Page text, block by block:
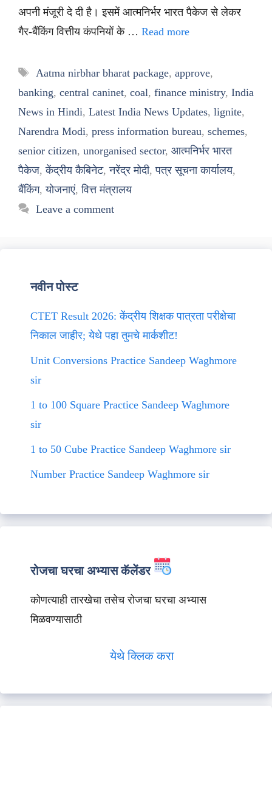
अपनी मंजूरी दे दी है। इसमें आत्मनिर्भर भारत पैकेज से लेकर
गैर-बैंकिंग वित्तीय कंपनियों के … Read more
Tags
Aatma nirbhar bharat package, approve,
banking, central caninet, coal, finance ministry, India
News in Hindi, Latest India News Updates, lignite,
Narendra Modi, press information bureau, schemes,
senior citizen, unorganised sector, आत्मनिर्भर भारत
पैकेज,केंद्रीय कैबिनेट,नरेंद्र मोदी,पत्र सूचना कार्यालय,
बैंकिंग,योजनाएं,वित्त मंत्रालय
Leave a comment
नवीन पोस्ट
CTET Result 2026: केंद्रीय शिक्षक पात्रता परीक्षेचा
निकाल जाहीर; येथे पहा तुमचे मार्कशीट!
Unit Conversions Practice Sandeep Waghmore
sir
1 to 100 Square Practice Sandeep Waghmore
sir
1 to 50 Cube Practice Sandeep Waghmore sir
Number Practice Sandeep Waghmore sir
रोजचा घरचा अभ्यास कॅलेंडर
कोणत्याही तारखेचा तसेच रोजचा घरचा अभ्यास
मिळवण्यासाठी
येथे क्लिक करा